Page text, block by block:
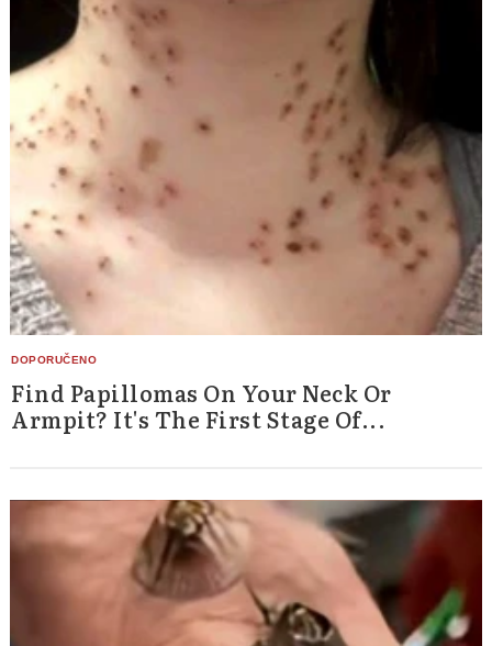
Find Papillomas On Your Neck Or
Armpit? It's The First Stage Of...